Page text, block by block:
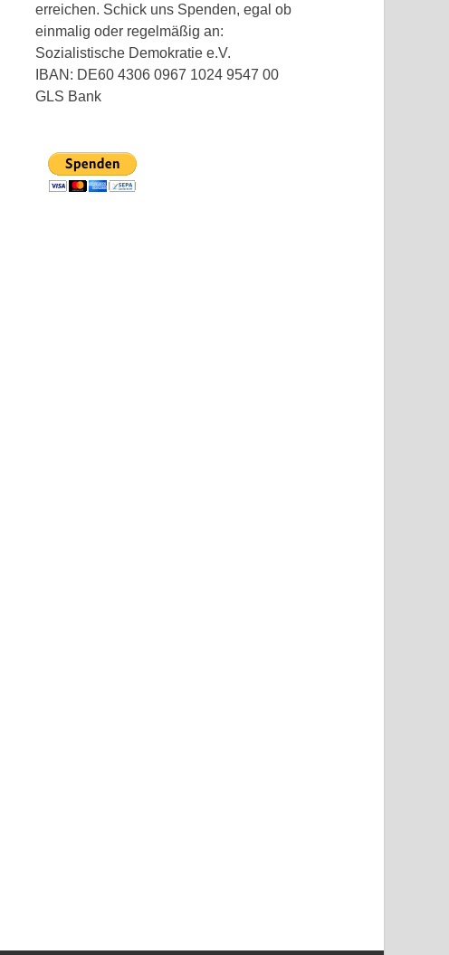
erreichen. Schick uns Spenden, egal ob
einmalig oder regelmäßig an:
Sozialistische Demokratie e.V.
IBAN: DE60 4306 0967 1024 9547 00
GLS Bank